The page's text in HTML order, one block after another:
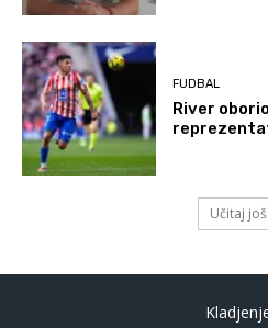
FUDBAL
River
Učitaj još